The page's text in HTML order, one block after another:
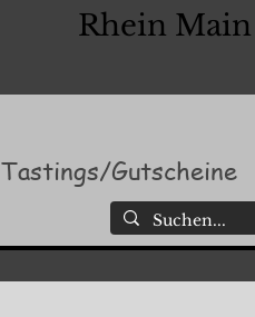
Rhein
Tastings/Gutscheine